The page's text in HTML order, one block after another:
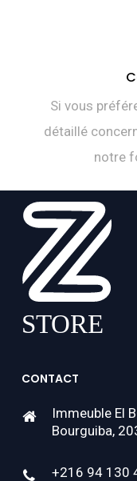
Si vous
détaillé
notre
CONTACT
Immeuble El
Bourguiba,
+216 94 130